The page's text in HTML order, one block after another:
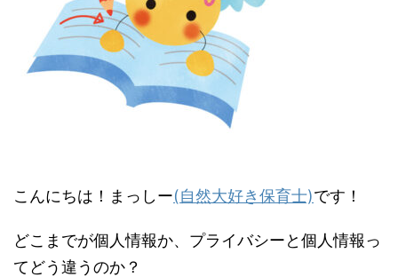
こんにちは！まっしー(自然大好き保育士)です！
どこまでが個人情報か、プライバシーと個人情報っ
てどう違うのか？